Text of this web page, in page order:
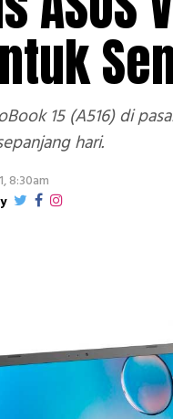
15 (A516) di
hari.
8:30am